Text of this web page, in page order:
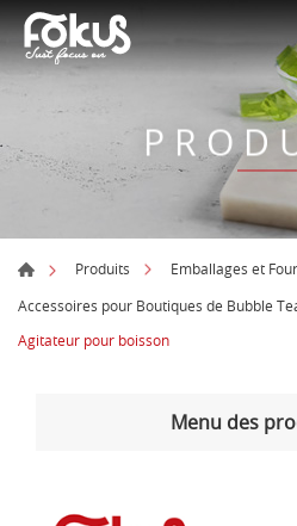
Produits
Emballages et
Accessoires pour Boutiques de Bubble
Agitateur pour boisson
Menu des